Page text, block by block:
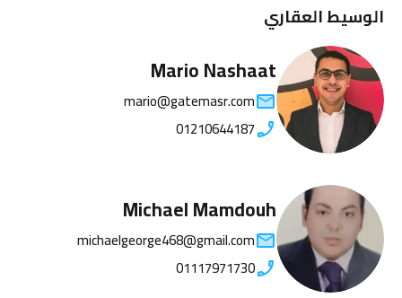
الوسيط العقاري
Mario Nashaat
mario@gatemasr.com
01210644187
Michael Mamdouh
michaelgeorge468@gmail.com
01117971730